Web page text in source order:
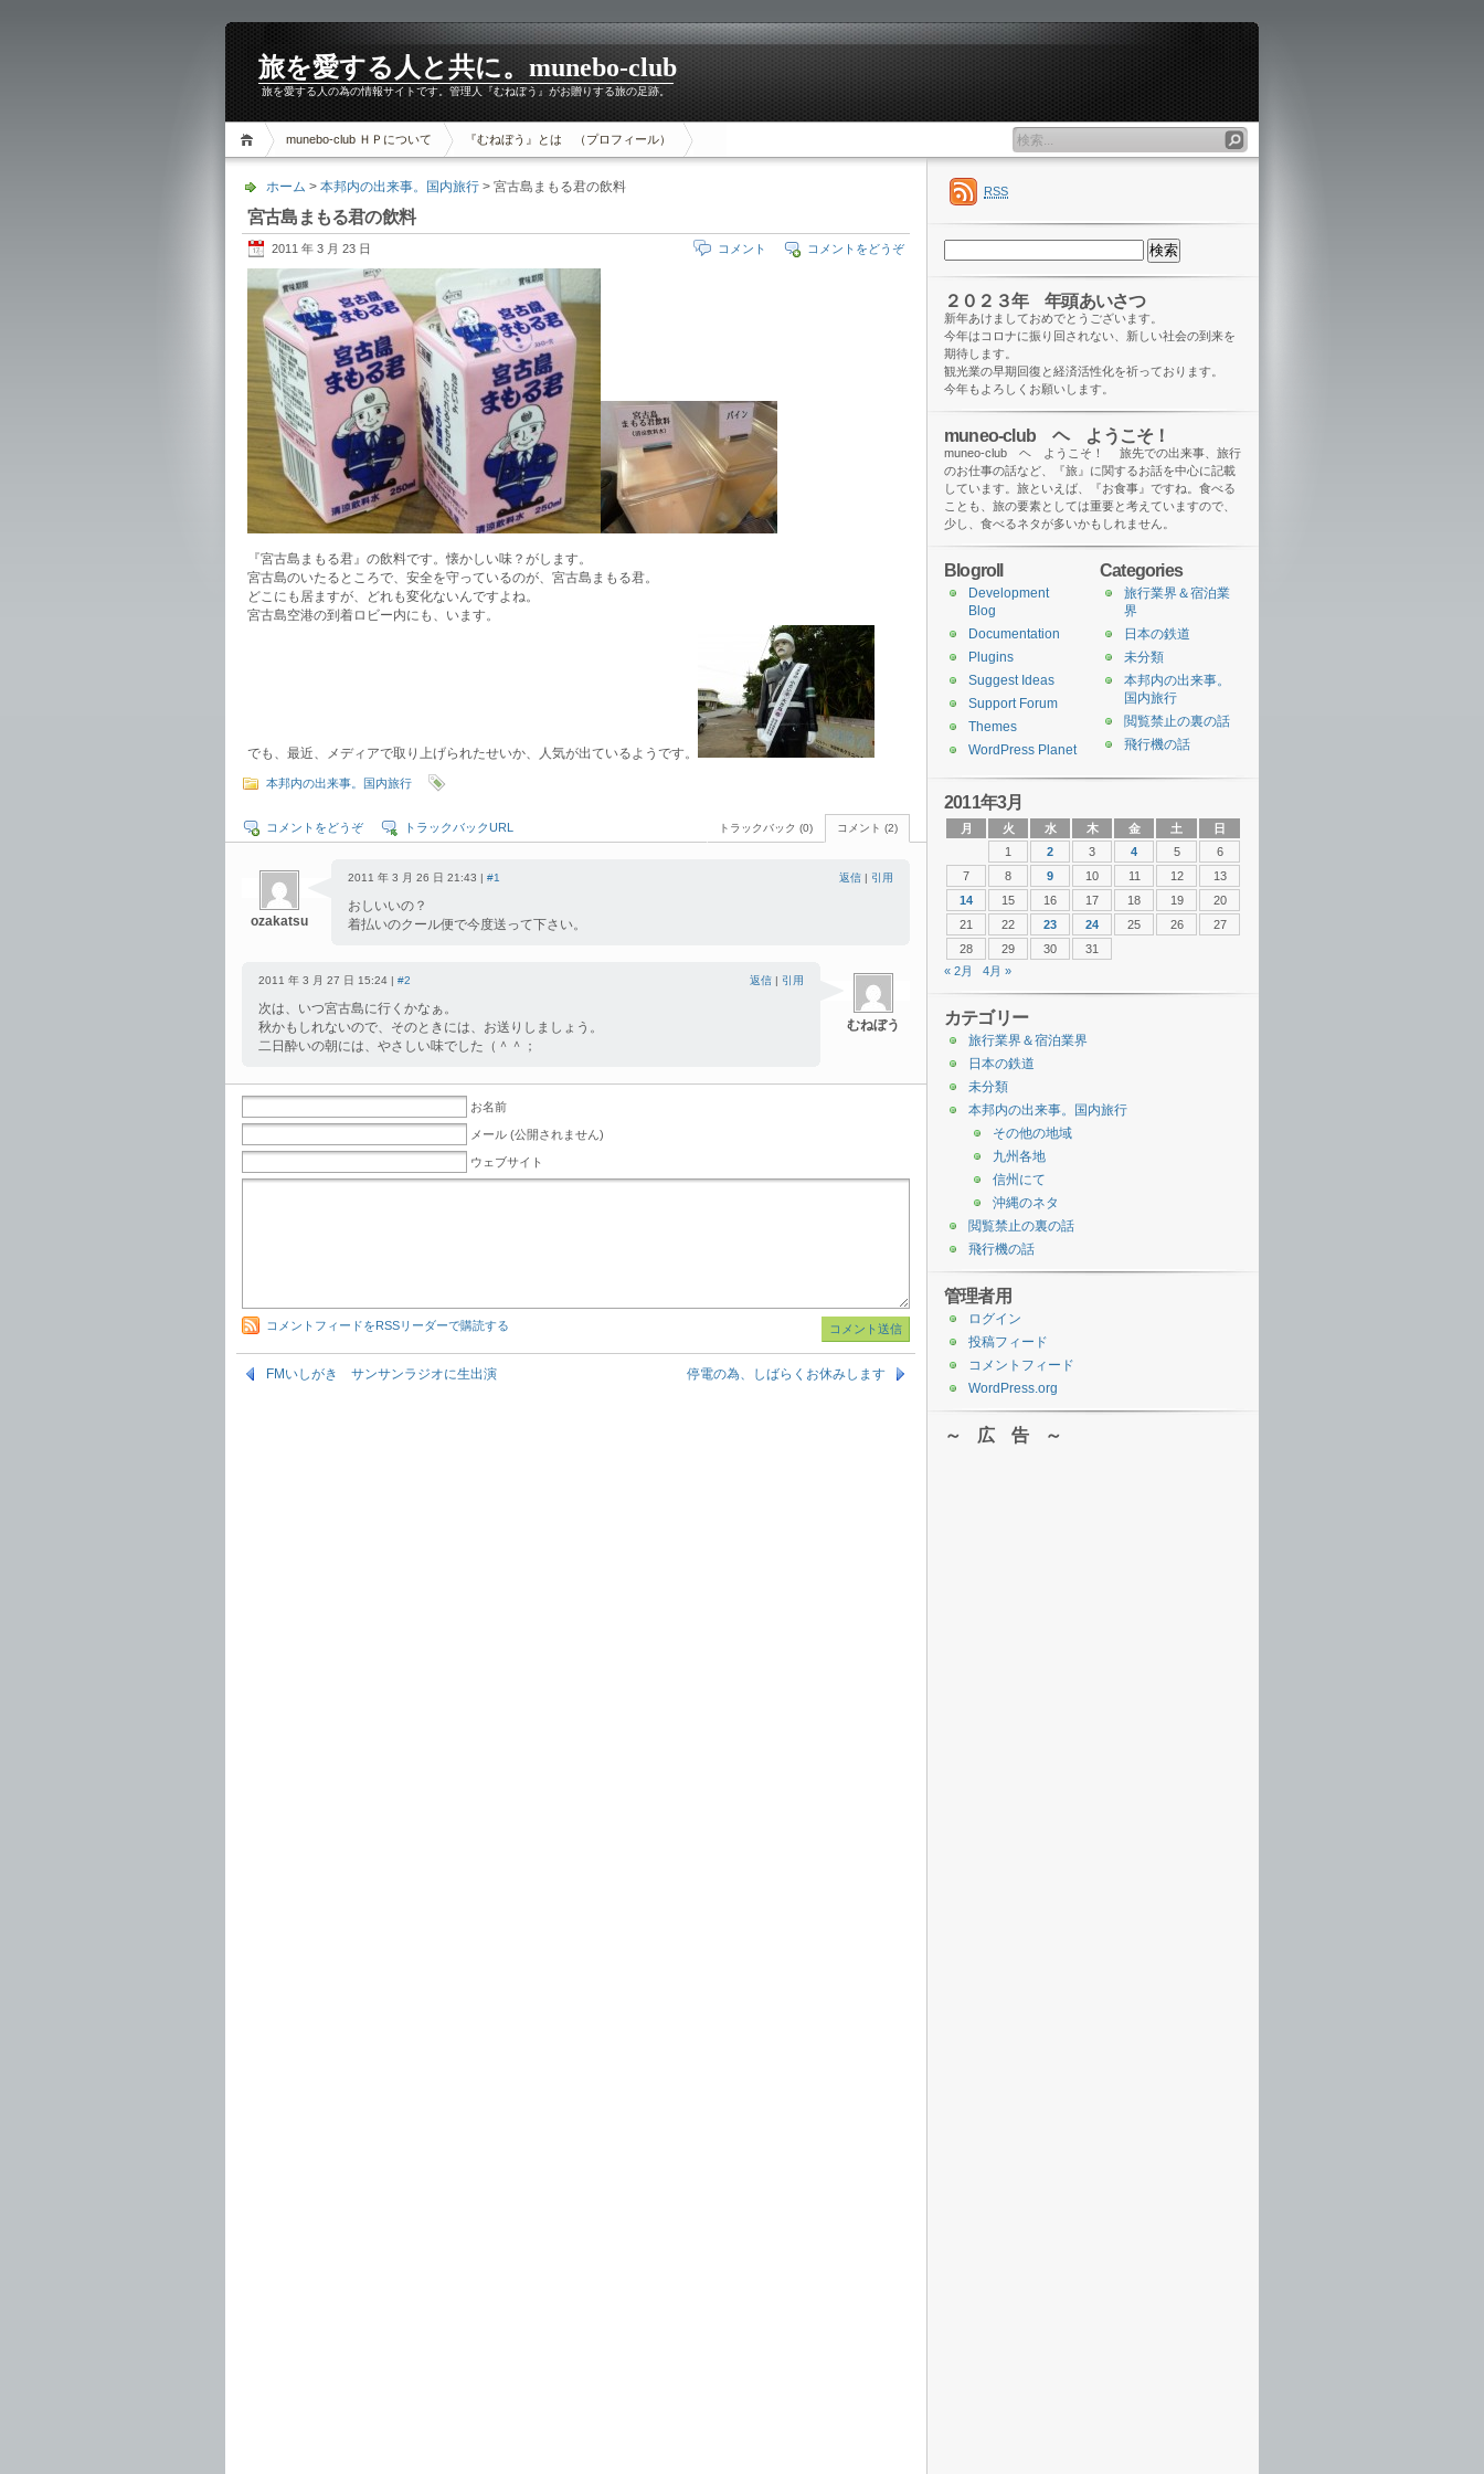
旅を愛する人と共に。munebo-club
旅を愛する人の為の情報サイトです。管理人『むねぼう』がお贈りする旅の足跡。
munebo-club ＨＰについて 『むねぼう』とは （プロフィール）
ホーム > 本邦内の出来事。国内旅行 > 宮古島まもる君の飲料
宮古島まもる君の飲料
2011 年 3 月 23 日 コメントをどうぞ
コメント
『宮古島まもる君』の飲料です。懐かしい味？がします。
宮古島のいたるところで、安全を守っているのが、宮古島まもる君。
どこにも居ますが、どれも変化ないんですよね。
宮古島空港の到着ロビー内にも、います。
でも、最近、メディアで取り上げられたせいか、人気が出ているようです。
本邦内の出来事。国内旅行
コメント (2)
トラックバック (0)
コメントをどうぞ トラックバックURL
ozakatsu
2011 年 3 月 26 日 21:43 | #1 返信 | 引用
おしいいの？
着払いのクール便で今度送って下さい。
むねぼう
2011 年 3 月 27 日 15:24 | #2 返信 | 引用
次は、いつ宮古島に行くかなぁ。
秋かもしれないので、そのときには、お送りしましょう。
二日酔いの朝には、やさしい味でした（＾＾；
お名前
メール (公開されません)
ウェブサイト
コメントフィードをRSSリーダーで購読する
FMいしがき サンサンラジオに生出演 停電の為、しばらくお休みします
RSS
索:
２０２３年 年頭あいさつ
新年あけましておめでとうございます。
今年はコロナに振り回されない、新しい社会の到来を
期待します。
観光業の早期回復と経済活性化を祈っております。
今年もよろしくお願いします。
muneo-club ヘ ようこそ！
muneo-club ヘ ようこそ！ 旅先での出来事、旅行
のお仕事の話など、『旅』に関するお話を中心に記載
しています。旅といえば、『お食事』ですね。食べる
ことも、旅の要素としては重要と考えていますので、
少し、食べるネタが多いかもしれません。
Categories
旅行業界＆宿泊業
界
日本の鉄道
未分類
本邦内の出来事。
国内旅行
閲覧禁止の裏の話
飛行機の話
Blogroll
Development
Blog
Documentation
Plugins
Suggest Ideas
Support Forum
Themes
WordPress Planet
2011年3月
月 火 水 木 金 土
日
1
2 3 4 5
6
7
8 9 10 11 12
13
14
15 16 17 18 19
20
21
22 23 24 25 26
27
28
29 30
31
« 2月
4月 »
カテゴリー
旅行業界＆宿泊業界
日本の鉄道
未分類
本邦内の出来事。国内旅行
その他の地域
九州各地
信州にて
沖縄のネタ
閲覧禁止の裏の話
飛行機の話
管理者用
ログイン
投稿フィード
コメントフィード
WordPress.org
～ 広 告 ～